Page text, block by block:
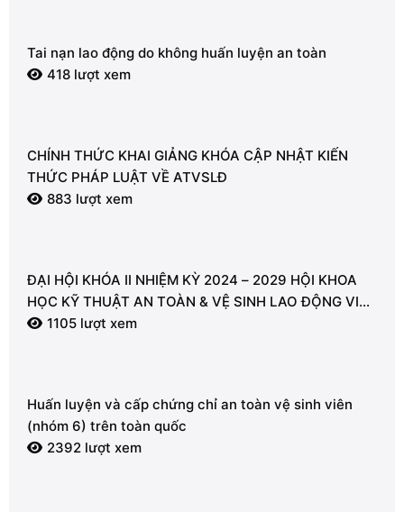
Tai nạn lao động do không huấn luyện an toàn
418 lượt xem
CHÍNH THỨC KHAI GIẢNG KHÓA CẬP NHẬT KIẾN
THỨC PHÁP LUẬT VỀ ATVSLĐ
883 lượt xem
ĐẠI HỘI KHÓA II NHIỆM KỲ 2024 – 2029 HỘI KHOA
HỌC KỸ THUẬT AN TOÀN & VỆ SINH LAO ĐỘNG VIỆT
NAM – CHI HỘI VŨNG TÀU
1105 lượt xem
Huấn luyện và cấp chứng chỉ an toàn vệ sinh viên
(nhóm 6) trên toàn quốc
2392 lượt xem